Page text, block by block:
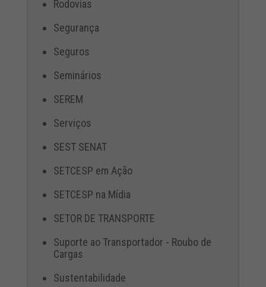
Rodovias
Segurança
Seguros
Seminários
SEREM
Serviços
SEST SENAT
SETCESP em Ação
SETCESP na Mídia
SETOR DE TRANSPORTE
Suporte ao Transportador - Roubo de
Cargas
Sustentabilidade